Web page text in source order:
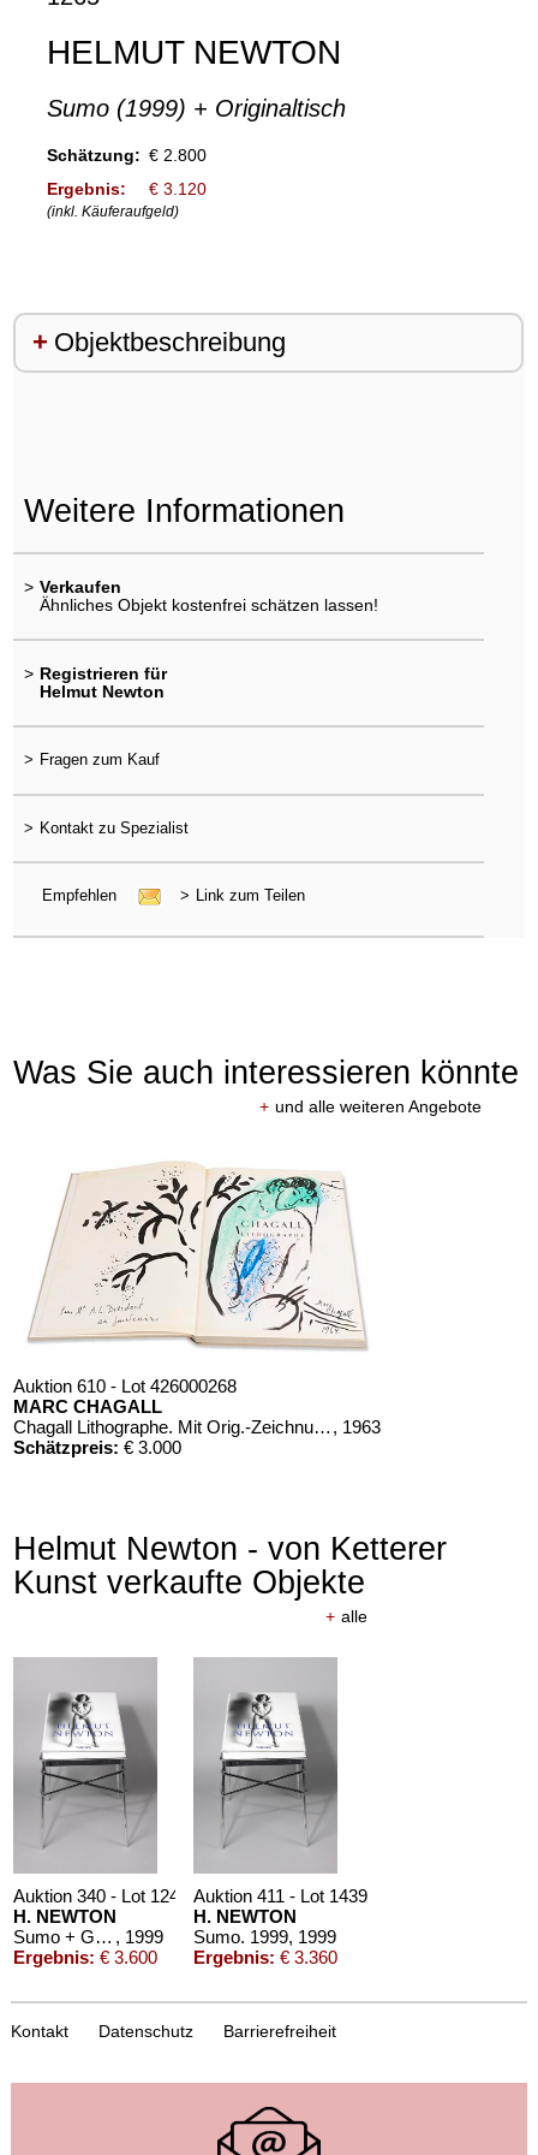
HELMUT NEWTON
Sumo (1999) + Originaltisch
Schätzung: € 2.800
Ergebnis:
€ 3.120
(inkl. Käuferaufgeld)
Objektbeschreibung
Weitere Informationen
> Verkaufen
Ähnliches Objekt kostenfrei schätzen lassen!
> Registrieren für
Helmut Newton
> Fragen zum Kauf
> Kontakt zu Spezialist
Empfehlen > Link zum Teilen
Was Sie auch interessieren könnte
+ und alle weiteren Angebote
Auktion 610 - Lot 426000268
MARC CHAGALL
Chagall Lithographe. Mit Orig.-Zeichnung von Chagall , 1963
Schätzpreis: € 3.000
Helmut Newton - von Ketterer
Kunst verkaufte Objekte
+ alle
Auktion 340 - Lot 1249
H. NEWTON
Sumo + Gestell. 1999 , 1999
Ergebnis: € 3.600
Auktion 411 - Lot 1439
H. NEWTON
Sumo. 1999, 1999
Ergebnis: € 3.360
Kontakt Datenschutz Barrierefreiheit